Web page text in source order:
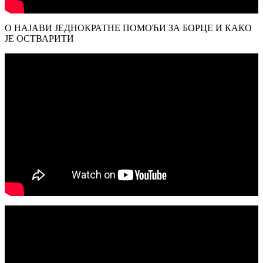
О НАЈАВИ ЈЕДНОКРАТНЕ ПОМОЋИ ЗА БОРЦЕ И КАКО
ЈЕ ОСТВАРИТИ